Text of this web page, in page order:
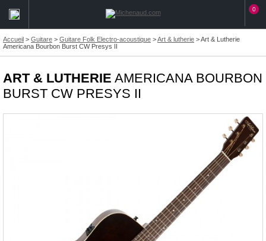
0
Accueil > Guitare > Guitare Folk Electro-acoustique >Art & lutherie >Art & Lutherie
Americana Bourbon Burst CW Presys II
ART & LUTHERIE AMERICANA BOURBON
BURST CW PRESYS II